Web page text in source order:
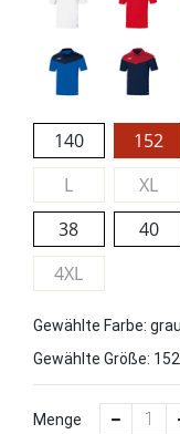
140 152
L
XL
38
40
4XL
Gewählte Farbe:
Gewählte Größe: 152
Menge